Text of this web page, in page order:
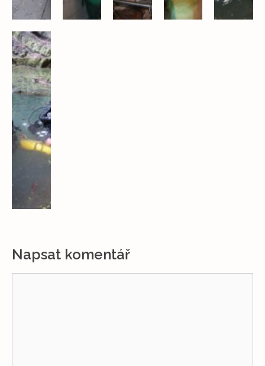
Napsat komentář